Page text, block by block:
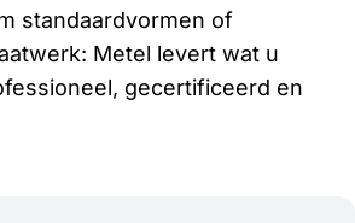
standaardvormen of
Metel levert wat u
gecertificeerd en